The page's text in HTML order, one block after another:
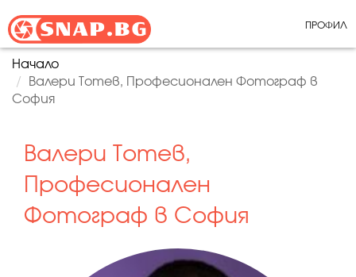
ПРОФИЛ
Начало
Валери Тотев, Професионален Фотограф в
София
Валери Тотев,
Професионален
Фотограф в София